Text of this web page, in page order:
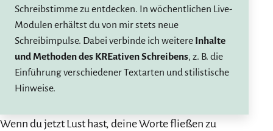
Schreibstimme zu entdecken. In wöchentlichen Live-
Modulen erhältst du von mir stets neue
Schreibimpulse. Dabei verbinde ich weitere Inhalte
und Methoden des KREativen Schreibens, z. B. die
Einführung verschiedener Textarten und stilistische
Hinweise.
Wenn du jetzt Lust hast, deine Worte fließen zu